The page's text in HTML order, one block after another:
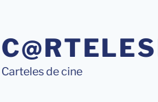
Carteles de cine